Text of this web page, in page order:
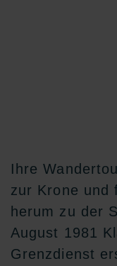
Ihre
zur Krone und
herum zu der
August 1981
Grenzdienst